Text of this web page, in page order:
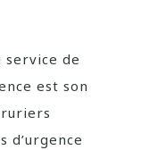
service de
est son
d’urgence